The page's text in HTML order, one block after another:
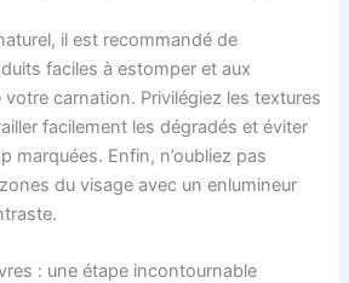
il est recommandé de
faciles à estomper et aux
carnation. Privilégiez les textures
facilement les dégradés et éviter
marquées. Enfin, n’oubliez pas
du visage avec un enlumineur
: une étape incontournable